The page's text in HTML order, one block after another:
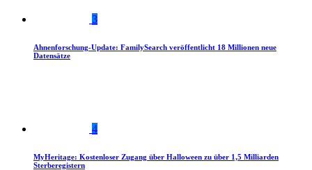
3
Ahnenforschung-Update: FamilySearch veröffentlicht 18 Millionen neue
Datensätze
4
MyHeritage: Kostenloser Zugang über Halloween zu über 1,5 Milliarden
Sterberegistern